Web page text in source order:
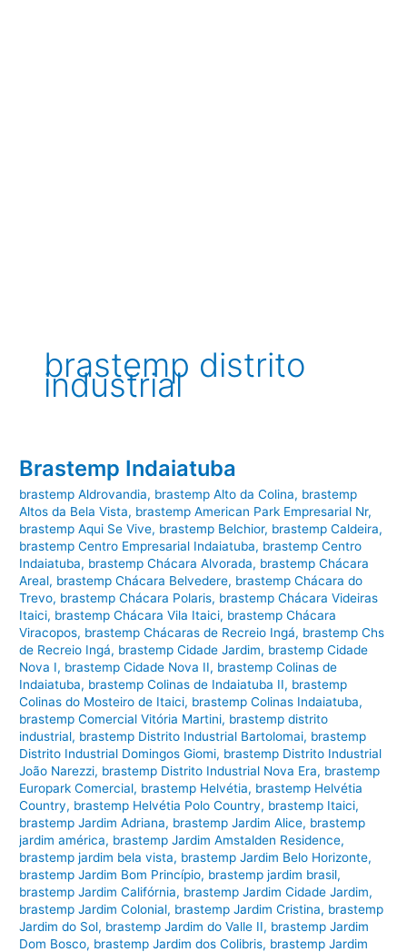
brastemp distrito
industrial
Brastemp Indaiatuba
brastemp Aldrovandia, brastemp Alto da Colina, brastemp
Altos da Bela Vista, brastemp American Park Empresarial Nr,
brastemp Aqui Se Vive, brastemp Belchior, brastemp Caldeira,
brastemp Centro Empresarial Indaiatuba, brastemp Centro
Indaiatuba, brastemp Chácara Alvorada, brastemp Chácara
Areal, brastemp Chácara Belvedere, brastemp Chácara do
Trevo, brastemp Chácara Polaris, brastemp Chácara Videiras
Itaici, brastemp Chácara Vila Itaici, brastemp Chácara
Viracopos, brastemp Chácaras de Recreio Ingá, brastemp Chs
de Recreio Ingá, brastemp Cidade Jardim, brastemp Cidade
Nova I, brastemp Cidade Nova II, brastemp Colinas de
Indaiatuba, brastemp Colinas de Indaiatuba II, brastemp
Colinas do Mosteiro de Itaici, brastemp Colinas Indaiatuba,
brastemp Comercial Vitória Martini, brastemp distrito
industrial, brastemp Distrito Industrial Bartolomai, brastemp
Distrito Industrial Domingos Giomi, brastemp Distrito Industrial
João Narezzi, brastemp Distrito Industrial Nova Era, brastemp
Europark Comercial, brastemp Helvétia, brastemp Helvétia
Country, brastemp Helvétia Polo Country, brastemp Itaici,
brastemp Jardim Adriana, brastemp Jardim Alice, brastemp
jardim américa, brastemp Jardim Amstalden Residence,
brastemp jardim bela vista, brastemp Jardim Belo Horizonte,
brastemp Jardim Bom Princípio, brastemp jardim brasil,
brastemp Jardim Califórnia, brastemp Jardim Cidade Jardim,
brastemp Jardim Colonial, brastemp Jardim Cristina, brastemp
Jardim do Sol, brastemp Jardim do Valle II, brastemp Jardim
Dom Bosco, brastemp Jardim dos Colibris, brastemp Jardim